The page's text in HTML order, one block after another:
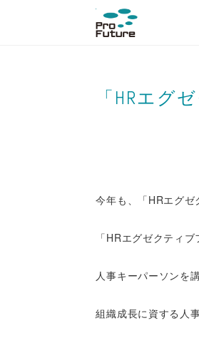
「HRエグ
今年も、「HRエグゼ
「HRエグゼクティ
人事キーパーソンを
組織成長に資する人